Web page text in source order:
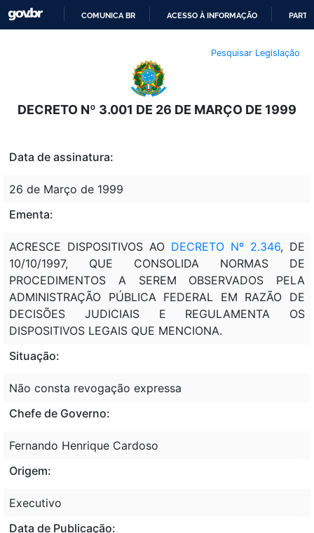
O
CONTEÚDO
COMUNICA BR ACESSO À INFORMAÇÃO
Pesquisar Legislação
DECRETO Nº 3.001 DE 26 DE MARÇO DE 1999
Data de assinatura:
26 de Março de 1999
Ementa:
ACRESCE DISPOSITIVOS AO DECRETO Nº 2.346, DE
10/10/1997, QUE CONSOLIDA NORMAS DE
PROCEDIMENTOS A SEREM OBSERVADOS PELA
ADMINISTRAÇÃO PÚBLICA FEDERAL EM RAZÃO DE
DECISÕES JUDICIAIS E REGULAMENTA OS
DISPOSITIVOS LEGAIS QUE MENCIONA.
Situação:
Não consta revogação expressa
Chefe de Governo:
Fernando Henrique Cardoso
Origem:
Executivo
Data de Publicação: